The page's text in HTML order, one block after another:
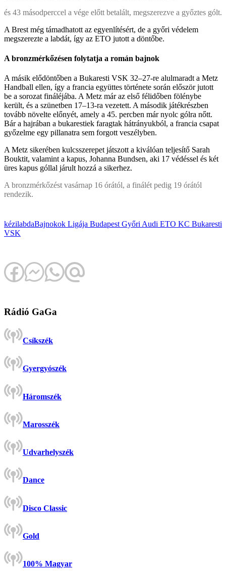
és 43 másodperccel a vége előtt betalált, megszerezve a győztes gólt.
A Brest még támadhatott az egyenlítésért, de a győri védelem
megszerezte a labdát, így az ETO jutott a döntőbe.
A bronzmérkőzésen folytatja a román bajnok
A másik elődöntőben a Bukaresti VSK 32–27-re alulmaradt a Metz
Handball ellen, így a francia együttes története során először jutott
be a sorozat fináléjába. A Metz már az első félidőben fölénybe
került, és a szünetben 17–13-ra vezetett. A második játékrészben
tovább növelte előnyét, amely a 45. percben már nyolc gólra nőtt.
Bár a hajrában a bukarestiek faragtak hátrányukból, a francia csapat
győzelme egy pillanatra sem forgott veszélyben.
A Metz sikerében kulcsszerepet játszott a kiválóan teljesítő Sarah
Bouktit, valamint a kapus, Johanna Bundsen, aki 17 védéssel és két
üres kapus góllal járult hozzá a sikerhez.
A bronzmérkőzést vasárnap 16 órától, a finálét pedig 19 órától
rendezik.
kézilabdaBajnokok Ligája Budapest Győri Audi ETO KC Bukaresti
VSK
Rádió GaGa
Csíkszék
Gyergyószék
Háromszék
Marosszék
Udvarhelyszék
Dance
Disco Classic
Gold
100% Magyar